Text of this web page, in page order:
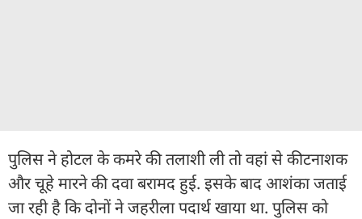
पुलिस ने होटल के कमरे की तलाशी ली तो वहां से कीटनाशक
और चूहे मारने की दवा बरामद हुई. इसके बाद आशंका जताई
जा रही है कि दोनों ने जहरीला पदार्थ खाया था. पुलिस को